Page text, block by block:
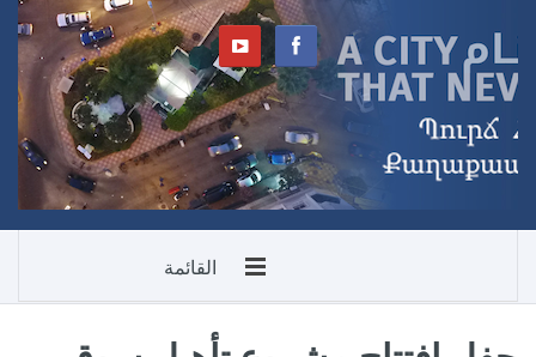
القائمة